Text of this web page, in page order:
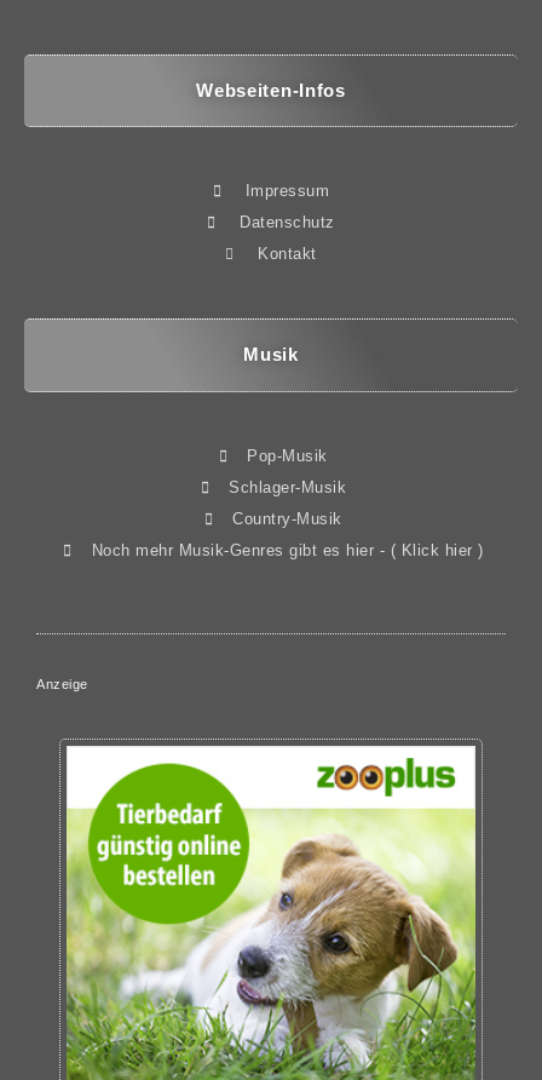
Webseiten-Infos
Impressum
Datenschutz
Kontakt
Musik
Pop-Musik
Schlager-Musik
Country-Musik
Noch mehr Musik-Genres gibt es hier - ( Klick hier )
Anzeige